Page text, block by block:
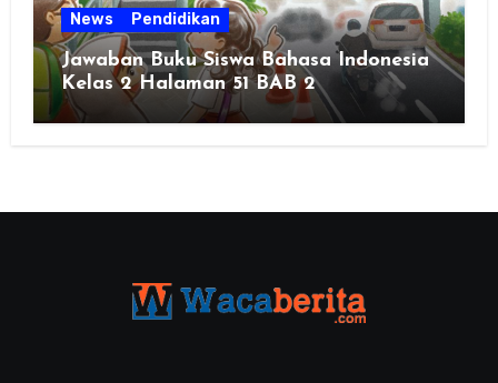
News Pendidikan
Jawaban Buku Siswa Bahasa Indonesia
Kelas 2 Halaman 51 BAB 2